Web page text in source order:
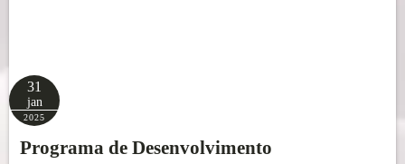
31
jan
2025
Programa de Desenvolvimento